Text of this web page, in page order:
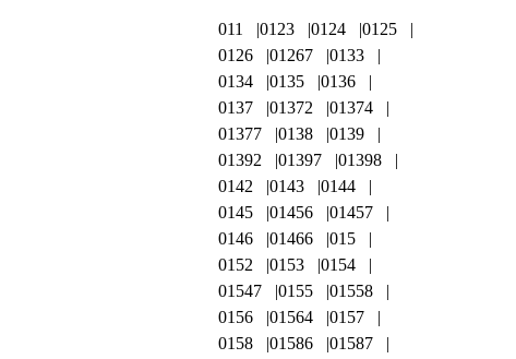
011 0123 0124
0125
0126
01267
0133
0134
0135
0136
0137
01372
01374
01377
0138
0139
01392
01397
01398
0142
0143
0144
0145
01456
01457
0146
01466
015
0152
0153
0154
01547
0155
01558
0156
01564
0157
0158
01586
01587